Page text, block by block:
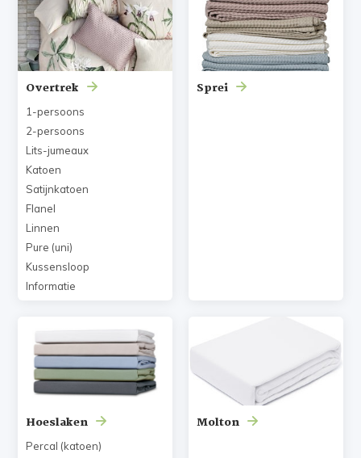
Overtrek
1-persoons
2-persoons
Lits-jumeaux
Katoen
Satijnkatoen
Flanel
Linnen
Pure (uni)
Kussensloop
Informatie
Sprei
Hoeslaken
Percal (katoen)
Molton